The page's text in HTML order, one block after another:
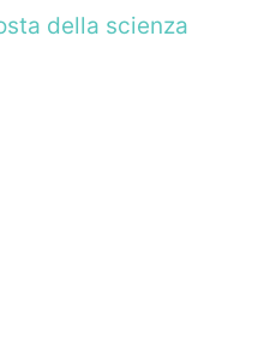
della scienza